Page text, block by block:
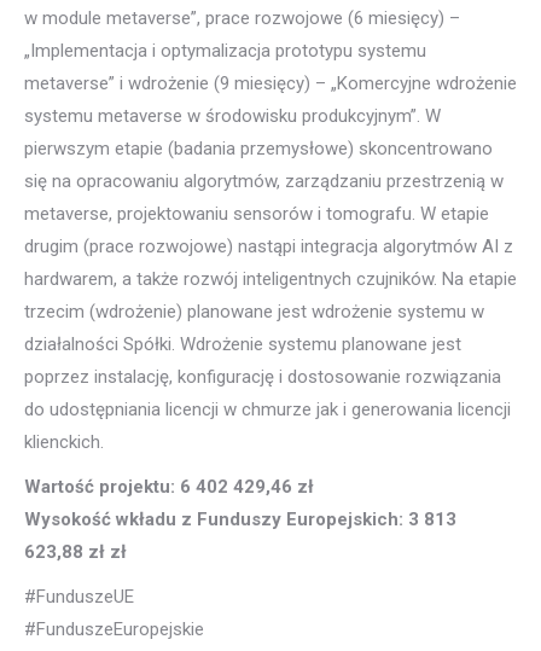
w module metaverse”, prace rozwojowe (6 miesięcy) –
„Implementacja i optymalizacja prototypu systemu
metaverse” i wdrożenie (9 miesięcy) – „Komercyjne wdrożenie
systemu metaverse w środowisku produkcyjnym”. W
pierwszym etapie (badania przemysłowe) skoncentrowano
się na opracowaniu algorytmów, zarządzaniu przestrzenią w
metaverse, projektowaniu sensorów i tomografu. W etapie
drugim (prace rozwojowe) nastąpi integracja algorytmów AI z
hardwarem, a także rozwój inteligentnych czujników. Na etapie
trzecim (wdrożenie) planowane jest wdrożenie systemu w
działalności Spółki. Wdrożenie systemu planowane jest
poprzez instalację, konfigurację i dostosowanie rozwiązania
do udostępniania licencji w chmurze jak i generowania licencji
klienckich.
Wartość projektu: 6 402 429,46 zł
Wysokość wkładu z Funduszy Europejskich: 3 813
623,88 zł zł
#FunduszeUE
#FunduszeEuropejskie